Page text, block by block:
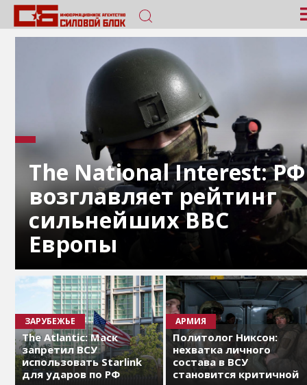
The National Interest: РФ
возглавляет рейтинг
сильнейших ВВС
Европы
ЗАРУБЕЖЬЕ
The Atlantic: Маск
запретил ВСУ
использовать Starlink
для ударов по РФ
АРМИЯ
Политолог Никсон:
нехватка личного
состава в ВСУ
становится критичной